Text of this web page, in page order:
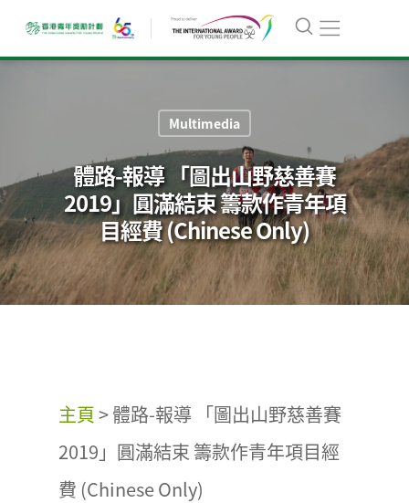
Multimedia
體路-報導 「圖出山野慈善賽
2019」圓滿結束 籌款作青年項
目經費 (Chinese Only)
主頁>體路-報導 「圖出山野慈善賽
2019」圓滿結束 籌款作青年項目經
費 (Chinese Only)